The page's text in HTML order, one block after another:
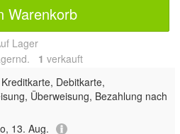
Warenkorb
Lager
1 verkauft
Debitkarte,
Überweisung, Bezahlung nach
13. Aug.